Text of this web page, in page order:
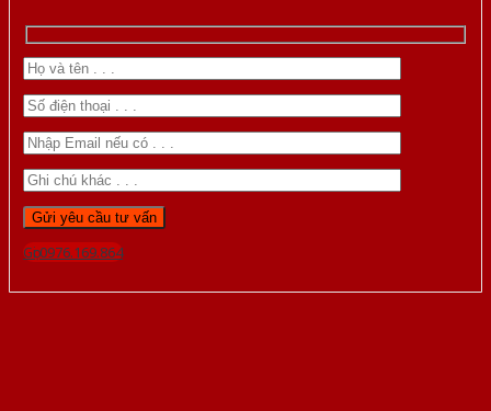
Gọi 0976.169.864